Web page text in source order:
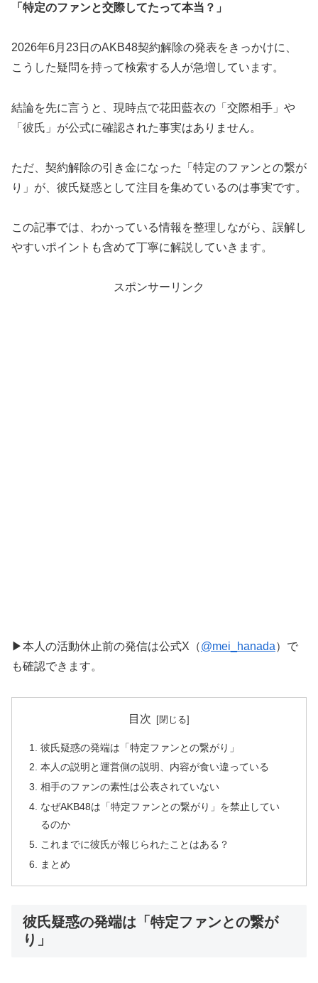
「特定のファンと交際してたって本当？」
2026年6月23日のAKB48契約解除の発表をきっかけに、
こうした疑問を持って検索する人が急増しています。
結論を先に言うと、現時点で花田藍衣の「交際相手」や
「彼氏」が公式に確認された事実はありません。
ただ、契約解除の引き金になった「特定のファンとの繋が
り」が、彼氏疑惑として注目を集めているのは事実です。
この記事では、わかっている情報を整理しながら、誤解し
やすいポイントも含めて丁寧に解説していきます。
スポンサーリンク
▶︎本人の活動休止前の発信は公式X（@mei_hanada）で
も確認できます。
目次
彼氏疑惑の発端は「特定ファンとの繋がり」
本人の説明と運営側の説明、内容が食い違っている
相手のファンの素性は公表されていない
なぜAKB48は「特定ファンとの繋がり」を禁止してい
るのか
これまでに彼氏が報じられたことはある？
まとめ
彼氏疑惑の発端は「特定ファンとの繋が
り」